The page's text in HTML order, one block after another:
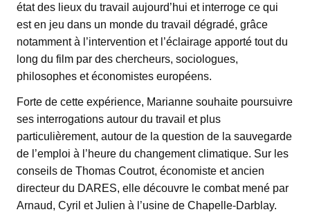
état des lieux du travail aujourd’hui et interroge ce qui
est en jeu dans un monde du travail dégradé, grâce
notamment à l’intervention et l’éclairage apporté tout du
long du film par des chercheurs, sociologues,
philosophes et économistes européens.
Forte de cette expérience, Marianne souhaite poursuivre
ses interrogations autour du travail et plus
particulièrement, autour de la question de la sauvegarde
de l’emploi à l’heure du changement climatique. Sur les
conseils de Thomas Coutrot, économiste et ancien
directeur du DARES, elle découvre le combat mené par
Arnaud, Cyril et Julien à l’usine de Chapelle-Darblay.